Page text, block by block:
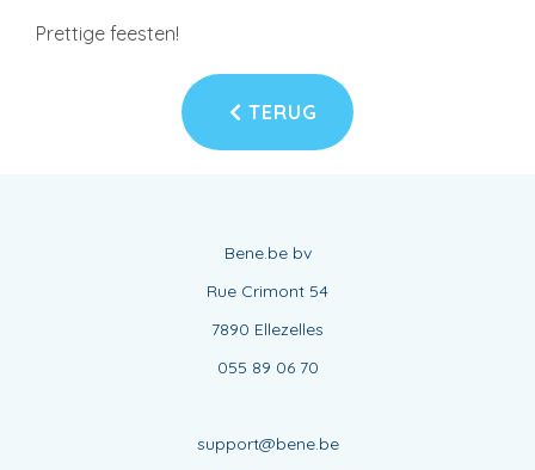
Prettige feesten!
TERUG
Bene.be bv
Rue Crimont 54
7890 Ellezelles
055 89 06 70
support@bene.be